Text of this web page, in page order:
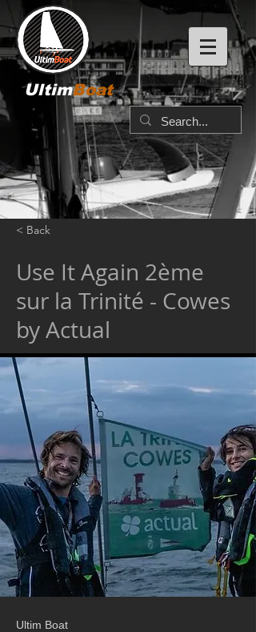
UltimBoat
< Back
Use It Again 2ème
sur la Trinité - Cowes
by Actual
Ultim Boat